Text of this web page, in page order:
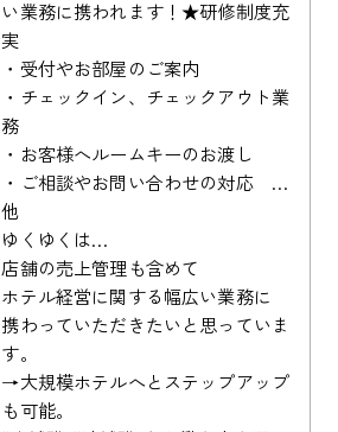
い業務に携われます！★研修制度充
実
・受付やお部屋のご案内
・チェックイン、チェックアウト業
務
・お客様へルームキーのお渡し
・ご相談やお問い合わせの対応 …
他
ゆくゆくは…
店舗の売上管理も含めて
ホテル経営に関する幅広い業務に
携わっていただきたいと思っていま
す。
→大規模ホテルへとステップアップ
も可能。